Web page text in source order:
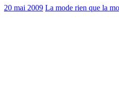
20 mai 2009 La mode rien que la